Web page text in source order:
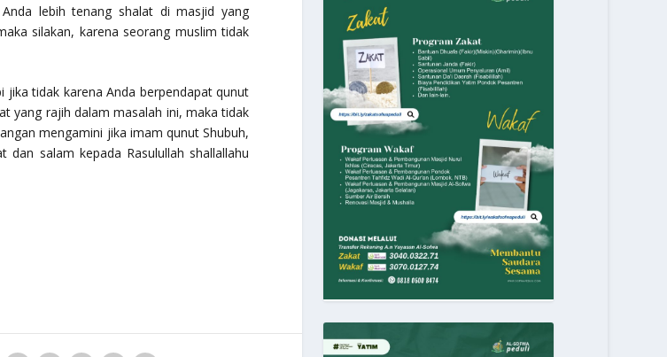
lebih tenang shalat di masjid yang
silakan, karena seorang muslim tidak
tidak karena Anda berpendapat qunut
yang rajih dalam masalah ini, maka tidak
mengamini jika imam qunut Shubuh,
dan salam kepada Rasulullah shallallahu